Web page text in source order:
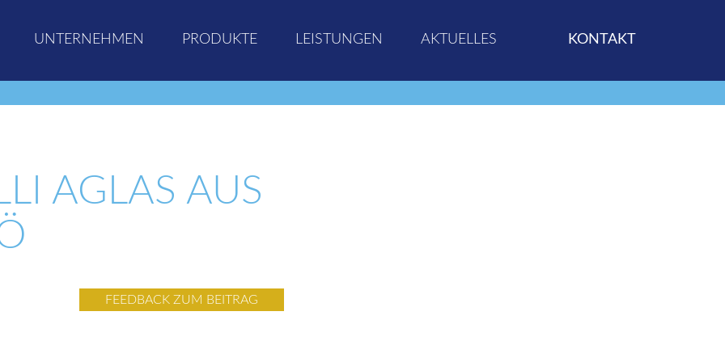
UNTERNEHMEN PRODUKTE LEISTUNGEN AKTUELLES KONTAKT
AGLAS AUS
FEEDBACK ZUM BEITRAG